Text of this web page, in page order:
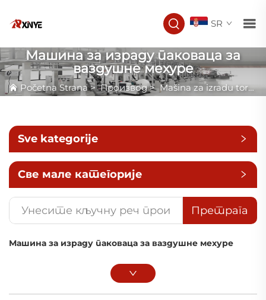
SR
Машина за израду паковаца за
ваздушне мехуре
Početna Strana>Производ> Mašina za izradu torbi
Sve kategorije
Све мале категорије
Претрага
Машина за израду паковаца за ваздушне мехуре